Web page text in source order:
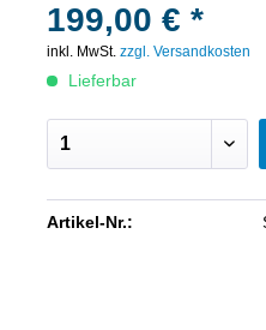
199,00 € *
inkl. MwSt.zzgl. Versandkosten
Lieferbar
Artikel-Nr.: